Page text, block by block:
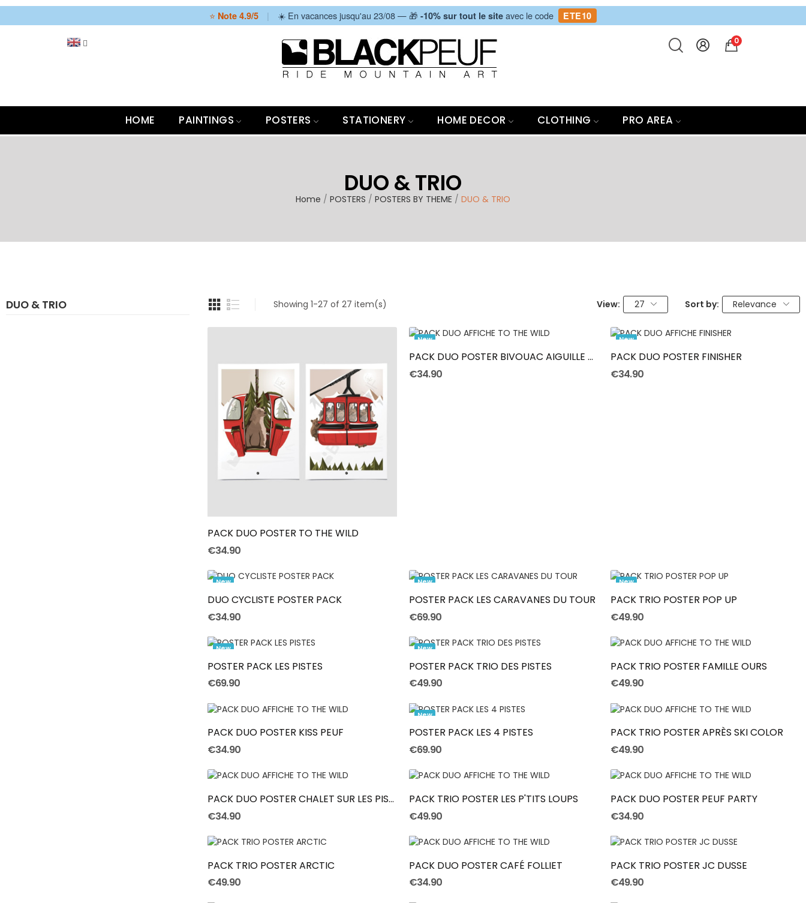
⭐ Note 4.9/5 | ☀️ En vacances jusqu'au 23/08 — 🎁-10% sur tout le site avec le code ETE10
0
HOME PAINTINGS POSTERS STATIONERY HOME DECOR CLOTHING PRO AREA
DUO & TRIO
Home POSTERS POSTERS BY THEME DUO & TRIO
DUO & TRIO Showing 1-27 of 27 item(s) View: 27 Sort by: Relevance
PACK DUO POSTER TO THE WILD
€34.90
New
PACK DUO POSTER BIVOUAC AIGUILLE & MONT BLANC
€34.90
New
PACK DUO POSTER FINISHER
€34.90
New
DUO CYCLISTE POSTER PACK
€34.90
New
POSTER PACK LES CARAVANES DU TOUR
€69.90
New
PACK TRIO POSTER POP UP
€49.90
New
POSTER PACK LES PISTES
€69.90
New
POSTER PACK TRIO DES PISTES
€49.90
PACK TRIO POSTER FAMILLE OURS
€49.90
PACK DUO POSTER KISS PEUF
€34.90
New
POSTER PACK LES 4 PISTES
€69.90
PACK TRIO POSTER APRÈS SKI COLOR
€49.90
PACK DUO POSTER CHALET SUR LES PISTES
€34.90
PACK TRIO POSTER LES P'TITS LOUPS
€49.90
PACK DUO POSTER PEUF PARTY
€34.90
PACK TRIO POSTER ARCTIC
€49.90
PACK DUO POSTER CAFÉ FOLLIET
€34.90
PACK TRIO POSTER JC DUSSE
€49.90